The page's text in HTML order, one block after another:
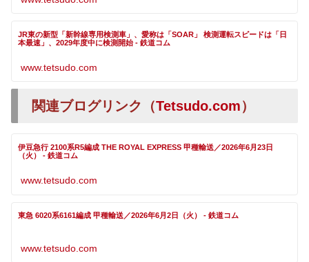
JR東の新型「新幹線専用検測車」、愛称は「SOAR」 検測運転スピードは「日
本最速」、2029年度中に検測開始 - 鉄道コム
www.tetsudo.com
関連ブログリンク（Tetsudo.com）
伊豆急行 2100系R5編成 THE ROYAL EXPRESS 甲種輸送／2026年6月23日
（火） - 鉄道コム
www.tetsudo.com
東急 6020系6161編成 甲種輸送／2026年6月2日（火） - 鉄道コム
www.tetsudo.com